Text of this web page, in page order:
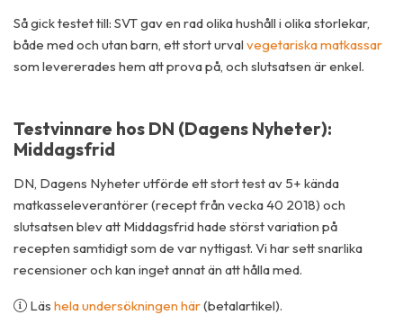
Så gick testet till: SVT gav en rad olika hushåll i olika storlekar,
både med och utan barn, ett stort urval vegetariska matkassar
som levererades hem att prova på, och slutsatsen är enkel.
Testvinnare hos DN (Dagens Nyheter):
Middagsfrid
DN, Dagens Nyheter utförde ett stort test av 5+ kända
matkasseleverantörer (recept från vecka 40 2018) och
slutsatsen blev att Middagsfrid hade störst variation på
recepten samtidigt som de var nyttigast. Vi har sett snarlika
recensioner och kan inget annat än att hålla med.
Läs hela undersökningen här(betalartikel).